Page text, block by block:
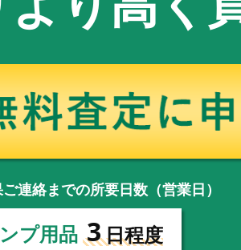
連絡までの所要日数（営業日）
プ用品 3日程度